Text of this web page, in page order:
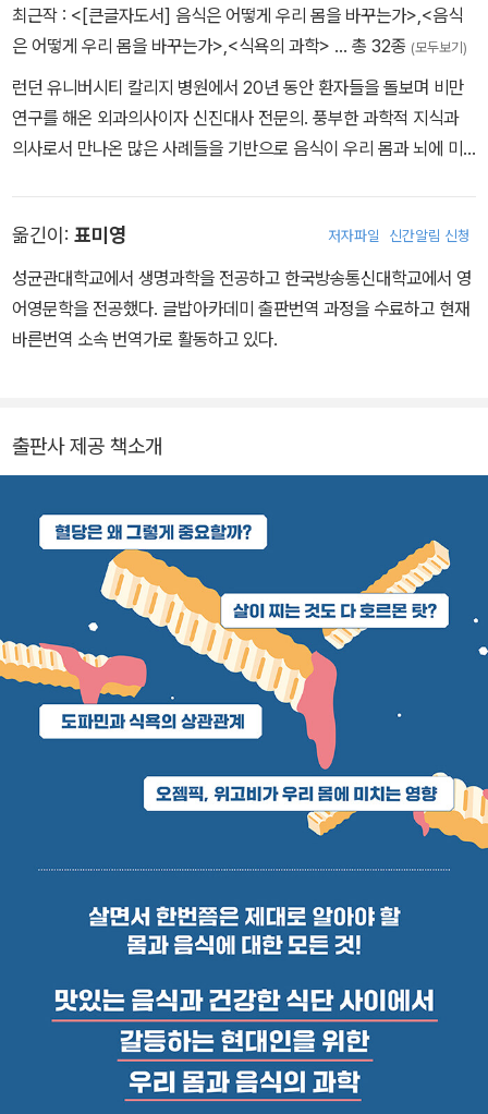
최근작 : <[큰글자도서] 음식은 어떻게 우리 몸을 바꾸는가> <음식
은 어떻게 우리 몸을 바꾸는가> <식욕의 과학> … 총 32종 (모두보기)
런던 유니버시티 칼리지 병원에서 20년 동안 환자들을 돌보며 비만
연구를 해온 외과의사이자 신진대사 전문의. 풍부한 과학적 지식과
의사로서 만나온 많은 사례들을 기반으로 음식이 우리 몸과 뇌에 미
음식을 연료로 굴러가는 우리 몸에 대한 이야기다. 전작인 『식욕의 과
학』을 통해 ‘식욕 과학 전문가’로도 불리는 그는 맛있고 중독성 있는
식품이 우리 몸을 어떻게 파괴하는지, 반대로 어떤 음식이 우리 몸을
살리는지를 과학 연구를 바탕으로 쉽고 구체적으로 알려준다. 살면서
옮긴이: 표미영 저자파일 신간알림 신청
성균관대학교에서 생명과학을 전공하고 한국방송통신대학교에서 영
어영문학을 전공했다. 글밥아카데미 출판번역 과정을 수료하고 현재
바른번역 소속 번역가로 활동하고 있다.
출판사 제공 책소개